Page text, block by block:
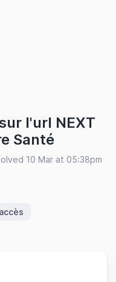
l'url NEXT
Santé
10 Mar at 05:38pm